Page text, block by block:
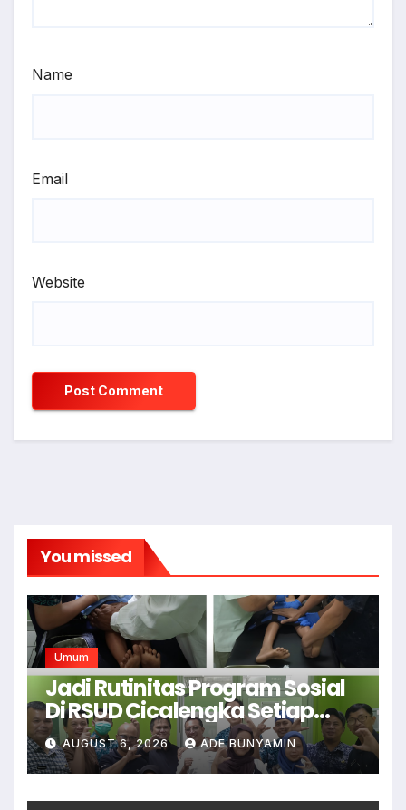
Name
Email
Website
You missed
Umum
Jadi Rutinitas Program Sosial
Di RSUD Cicalengka Setiap
Bulan Gelar Sunatan Massal
Bagi Masyarakat Tidak
Mampu
AUGUST 6, 2026 ADE BUNYAMIN